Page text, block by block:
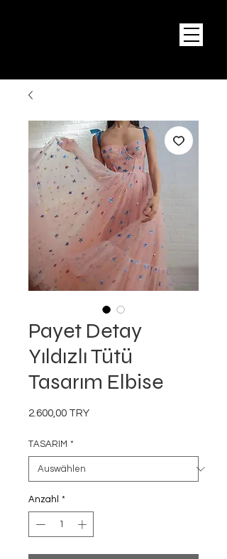
Payet Detay
Yıldızlı Tütü
Tasarım Elbise
2.600,00 TRYPreis
TASARIM *
Anzahl *